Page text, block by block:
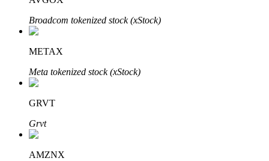
Investasi Otomatis
Raih keuntungan jangka panjang dan kepentingan fleksibel
Broadcom tokenized stock (xStock)
METAX
Meta tokenized stock (xStock)
GRVT
Grvt
AMZNX